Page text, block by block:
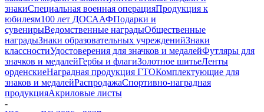
знакиСпециальная военная операцияПродукция к
юбилеям100 лет ДОСААФПодарки и
сувенирыВедомственные наградыОбщественные
наградыЗнаки образовательных учрежденийЗнаки
классностиУдостоверения для значков и медалейФутляры для
значков и медалейГербы и флагиЗолотное шитьеЛенты
орденскиеНаградная продукция ГТОКомплектующие для
знаков и медалейРаспродажаСпортивно-наградная
продукцияАкриловые листы
-